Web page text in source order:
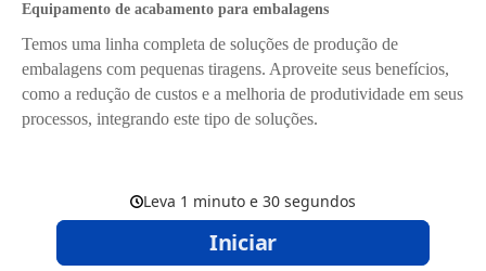
Equipamento de acabamento para embalagens
Temos uma linha completa de soluções de produção de
embalagens com pequenas tiragens. Aproveite seus benefícios,
como a redução de custos e a melhoria de produtividade em seus
processos, integrando este tipo de soluções.